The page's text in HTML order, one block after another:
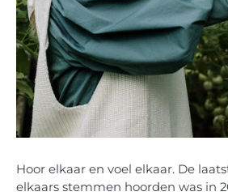
Hoor elkaar en voel elkaar. De
elkaars stemmen hoorden was in